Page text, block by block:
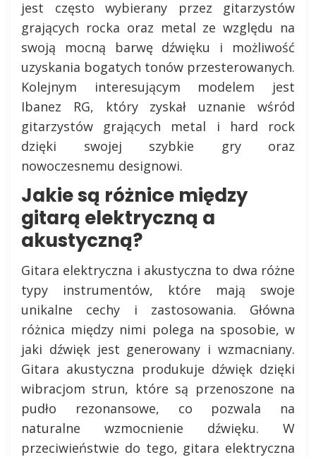
jest często wybierany przez gitarzystów
grających rocka oraz metal ze względu na
swoją mocną barwę dźwięku i możliwość
uzyskania bogatych tonów przesterowanych.
Kolejnym interesującym modelem jest
Ibanez RG, który zyskał uznanie wśród
gitarzystów grających metal i hard rock
dzięki swojej szybkie gry oraz
nowoczesnemu designowi.
Jakie są różnice między
gitarą elektryczną a
akustyczną?
Gitara elektryczna i akustyczna to dwa różne
typy instrumentów, które mają swoje
unikalne cechy i zastosowania. Główna
różnica między nimi polega na sposobie, w
jaki dźwięk jest generowany i wzmacniany.
Gitara akustyczna produkuje dźwięk dzięki
wibracjom strun, które są przenoszone na
pudło rezonansowe, co pozwala na
naturalne wzmocnienie dźwięku. W
przeciwieństwie do tego, gitara elektryczna